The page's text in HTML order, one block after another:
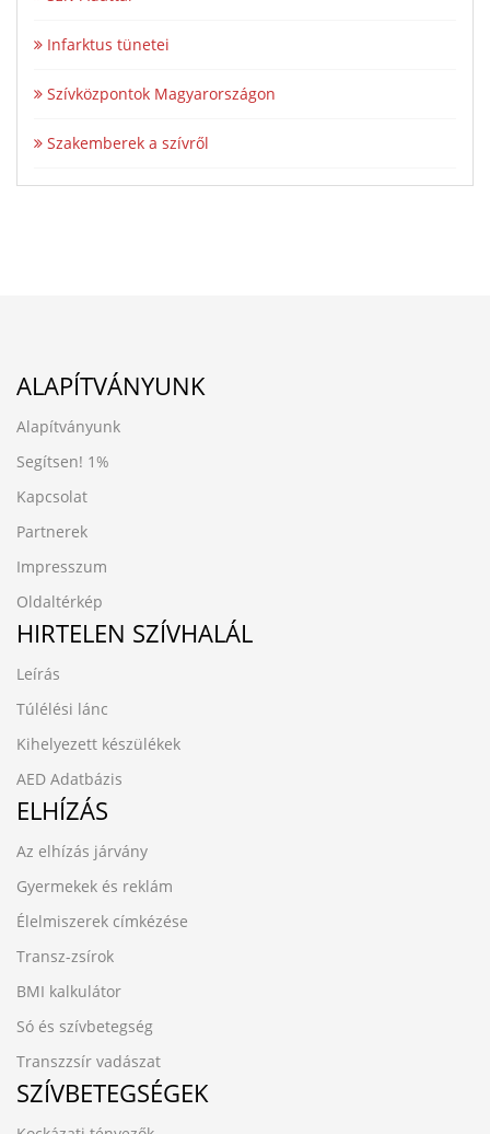
Infarktus tünetei
Szívközpontok Magyarországon
Szakemberek a szívről
ALAPÍTVÁNYUNK
Alapítványunk
Segítsen! 1%
Kapcsolat
Partnerek
Impresszum
Oldaltérkép
HIRTELEN SZÍVHALÁL
Leírás
Túlélési lánc
Kihelyezett készülékek
AED Adatbázis
ELHÍZÁS
Az elhízás járvány
Gyermekek és reklám
Élelmiszerek címkézése
Transz-zsírok
BMI kalkulátor
Só és szívbetegség
Transzzsír vadászat
SZÍVBETEGSÉGEK